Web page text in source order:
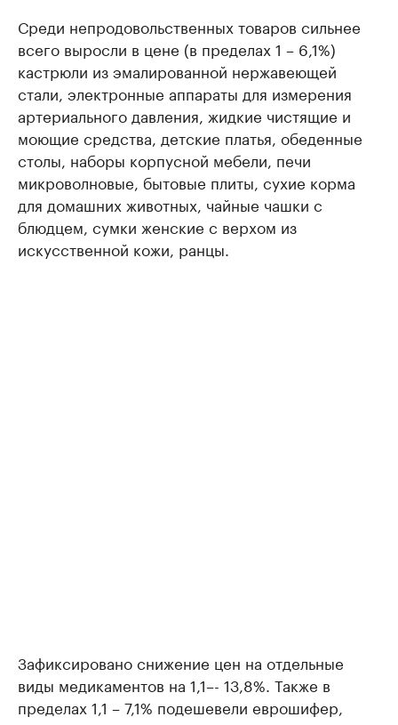
Среди непродовольственных товаров сильнее
всего выросли в цене (в пределах 1 – 6,1%)
кастрюли из эмалированной нержавеющей
стали, электронные аппараты для измерения
артериального давления, жидкие чистящие и
моющие средства, детские платья, обеденные
столы, наборы корпусной мебели, печи
микроволновые, бытовые плиты, сухие корма
для домашних животных, чайные чашки с
блюдцем, сумки женские с верхом из
искусственной кожи, ранцы.
Зафиксировано снижение цен на отдельные
виды медикаментов на 1,1–- 13,8%. Также в
пределах 1,1 – 7,1% подешевели еврошифер,